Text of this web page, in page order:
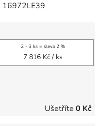
16972LE39
2 - 3 ks = sleva 2 %
7 816 Kč / ks
Ušetříte 0 Kč